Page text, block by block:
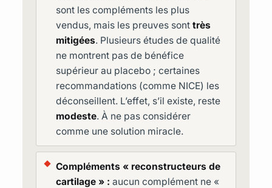
sont les compléments les plus
vendus, mais les preuves sonttrès
mitigées. Plusieurs études de qualité
ne montrent pas de bénéfice
supérieur au placebo ; certaines
recommandations (comme NICE) les
déconseillent. L’effet, s’il existe, reste
modeste. À ne pas considérer
comme une solution miracle.
Compléments « reconstructeurs de
cartilage » : aucun complément ne «